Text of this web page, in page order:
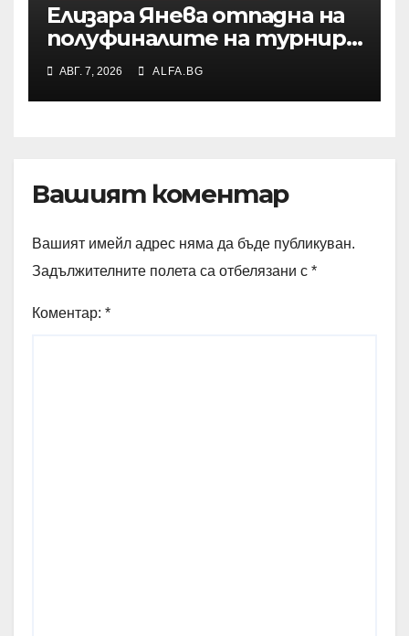
Елизара Янева отпадна на
полуфиналите на турнир
по тенис УТА 125 във
Варшава, ще запише ново
рекордно класиране в
АВГ. 7, 2026 ALFA.BG
Вашият коментар
Вашият имейл адрес няма да бъде публикуван.
Задължителните полета са отбелязани с *
Коментар: *